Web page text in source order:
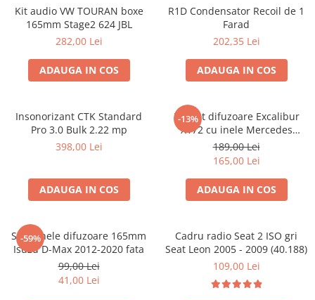
Kit audio VW TOURAN boxe
165mm Stage2 624 JBL
282,00 Lei
ADAUGA IN COS
R1D Condensator Recoil de 1
Farad
202,35 Lei
ADAUGA IN COS
Insonorizant CTK Standard
Pro 3.0 Bulk 2.22 mp
398,00 Lei
ADAUGA IN COS
-13%
Pachet difuzoare Excalibur
X172 cu inele Mercedes
Vito/Viano W639, VW Crafter
189,00 Lei
165,00 Lei
ADAUGA IN COS
-59%
Set 2 inele difuzoare 165mm
Isuzu D-Max 2012-2020 fata
99,00 Lei
41,00 Lei
Cadru radio Seat 2 ISO gri
Seat Leon 2005 - 2009 (40.188)
109,00 Lei